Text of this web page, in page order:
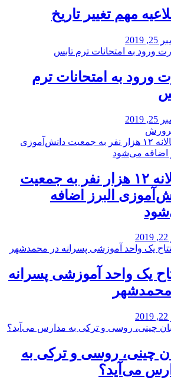
مهم تغییر تاریخ
ورود به امتحانات ترم
️سالانه ۱۲ هزار نفر به جمعیت
البرز اضافه
یک واحد آموزشی پسرانه
چینی، روسی و ترکی به
می‌آید؟